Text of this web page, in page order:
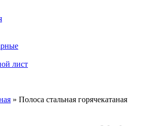
лист
» Полоса стальная горячекатаная